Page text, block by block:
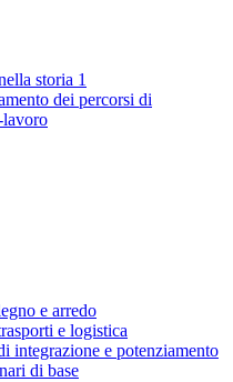
storia 1
dei percorsi di
lavoro
e arredo
e logistica
integrazione e potenziamento
di base